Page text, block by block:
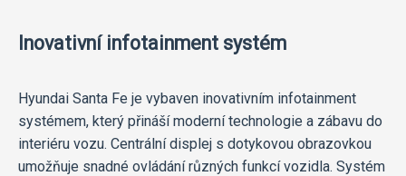
Inovativní infotainment systém
Hyundai Santa Fe je vybaven inovativním infotainment
systémem, který přináší moderní technologie a zábavu do
interiéru vozu. Centrální displej s dotykovou obrazovkou
umožňuje snadné ovládání různých funkcí vozidla. Systém